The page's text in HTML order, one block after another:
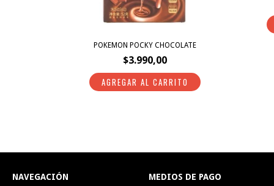
POKEMON POCKY CHOCOLATE
$3.990,00
NAVEGACIÓN
MEDIOS DE PAGO